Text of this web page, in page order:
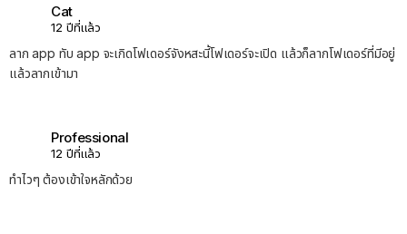
Cat
12 ปีที่แล้ว
ลาก app ทับ app จะเกิดโฟเดอร์จังหสะนี้โฟเดอร์จะเปิด แล้วก็ลากโฟเดอร์ที่มีอยู่
แล้วลากเข้ามา
Professional
12 ปีที่แล้ว
ทำไวๆ ต้องเข้าใจหลักด้วย